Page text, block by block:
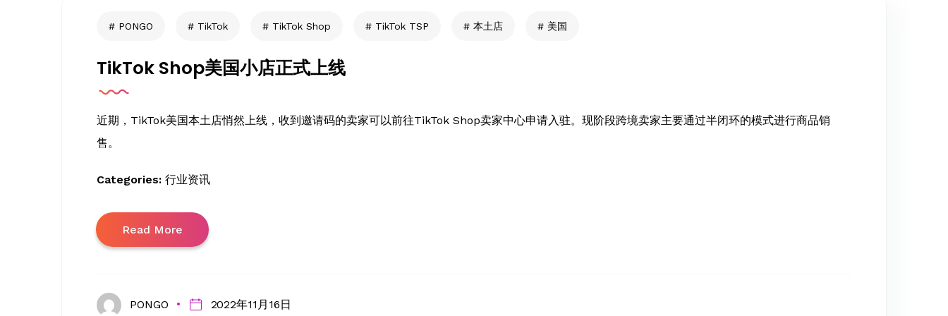
PONGO TikTok TikTok Shop TikTok TSP 本土店 美国
TikTok Shop美国小店正式上线
近期，TikTok美国本土店悄然上线，收到邀请码的卖家可以前往TikTok Shop卖家中心申请入驻。现阶段跨境卖家主要通过半闭环的模式进行商品销
售。
Categories: 行业资讯
Read More
PONGO 2022年11月16日